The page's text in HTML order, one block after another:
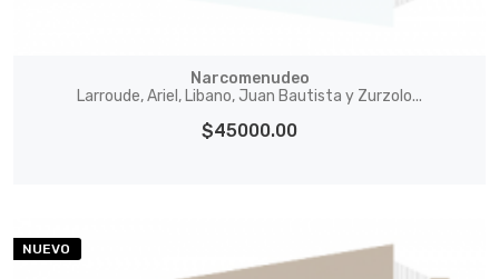
Narcomenudeo
Larroude, Ariel, Libano, Juan Bautista y Zurzolo...
$45000.00
NUEVO